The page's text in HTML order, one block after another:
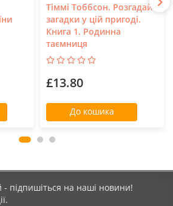
Тіммі Тоббсон. Розгадай
загадки у цій пригоді.
Книга 1. Родинна
таємниця
£13.80
До кошика
- підпишіться на наші новини!